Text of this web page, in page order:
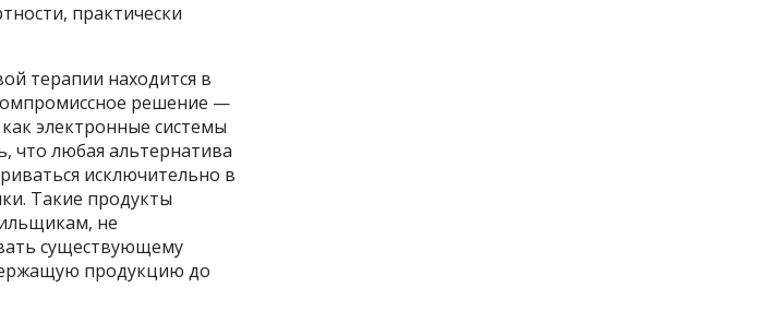
практически
терапии находится в
решение —
электронные системы
что любая альтернатива
исключительно в
Такие продукты
не
существующему
продукцию до